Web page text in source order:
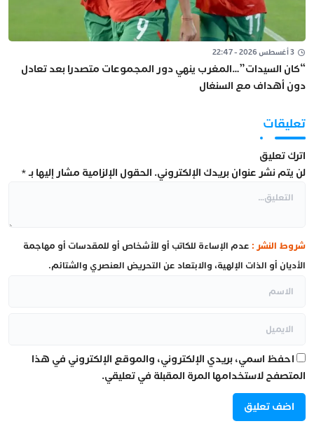
3 أغسطس 2026 - 22:47
“كان السيدات”…المغرب ينهي دور المجموعات متصدرا بعد تعادل
دون أهداف مع السنغال
تعليقات
اترك تعليق
لن يتم نشر عنوان بريدك الإلكتروني. الحقول الإلزامية مشار إليها بـ*
شروط النشر : عدم الإساءة للكاتب أو للأشخاص أو للمقدسات أو مهاجمة
الأديان أو الذات الإلهية، والابتعاد عن التحريض العنصري والشتائم.
احفظ اسمي، بريدي الإلكتروني، والموقع الإلكتروني في هذا
المتصفح لاستخدامها المرة المقبلة في تعليقي.